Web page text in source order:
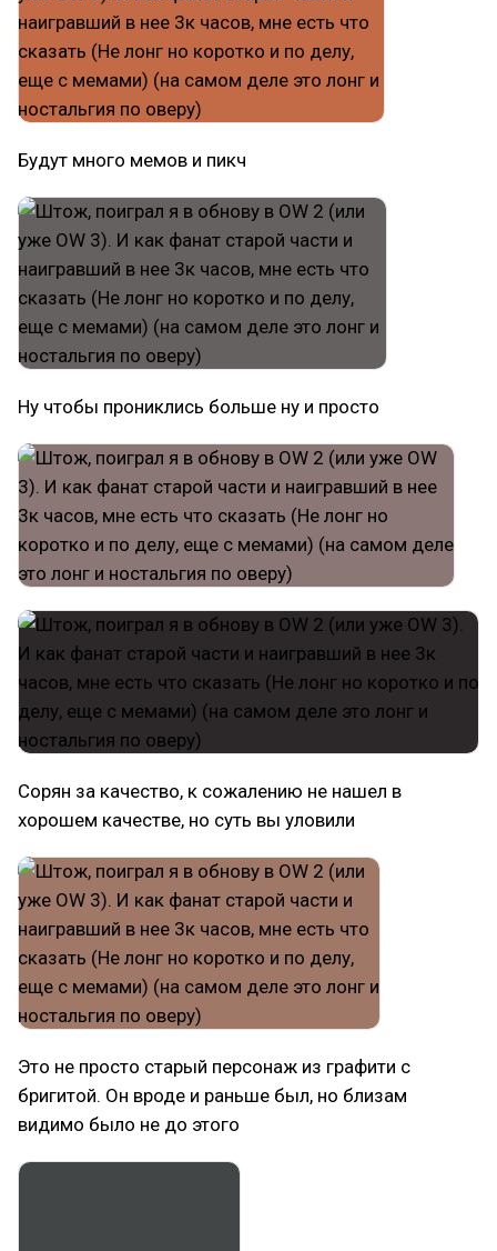
Будут много мемов и пикч
Ну чтобы прониклись больше ну и просто
Сорян за качество, к сожалению не нашел в
хорошем качестве, но суть вы уловили
Это не просто старый персонаж из графити с
бригитой. Он вроде и раньше был, но близам
видимо было не до этого